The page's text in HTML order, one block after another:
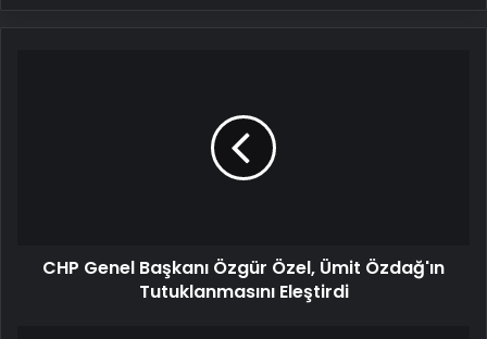
CHP Genel Başkanı Özgür Özel, Ümit Özdağ'ın
Tutuklanmasını Eleştirdi